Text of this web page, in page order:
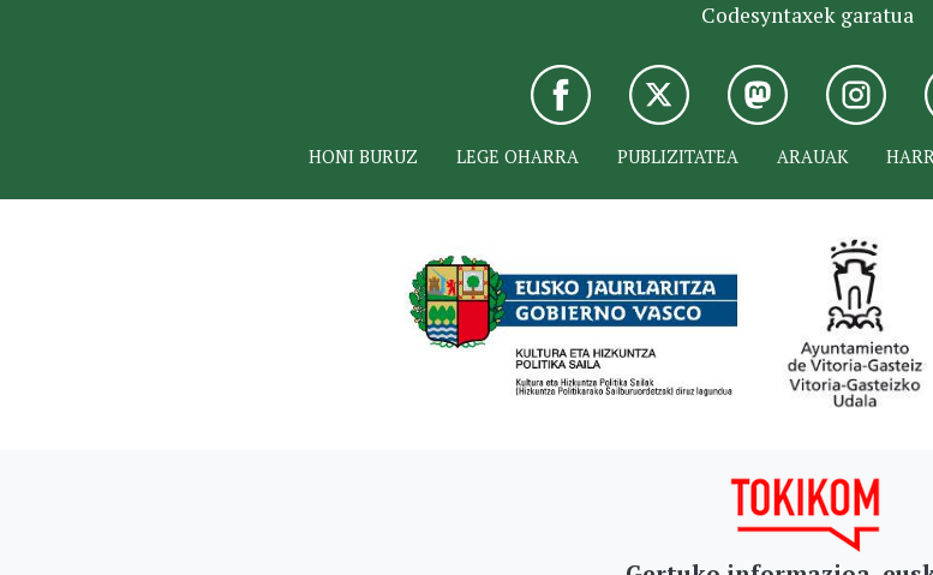
Codesyntaxek garatua
HONI BURUZ LEGE OHARRA PUBLIZITATEA ARAUAK